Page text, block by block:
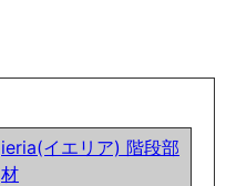
ieria(イエリア) 階段部
材